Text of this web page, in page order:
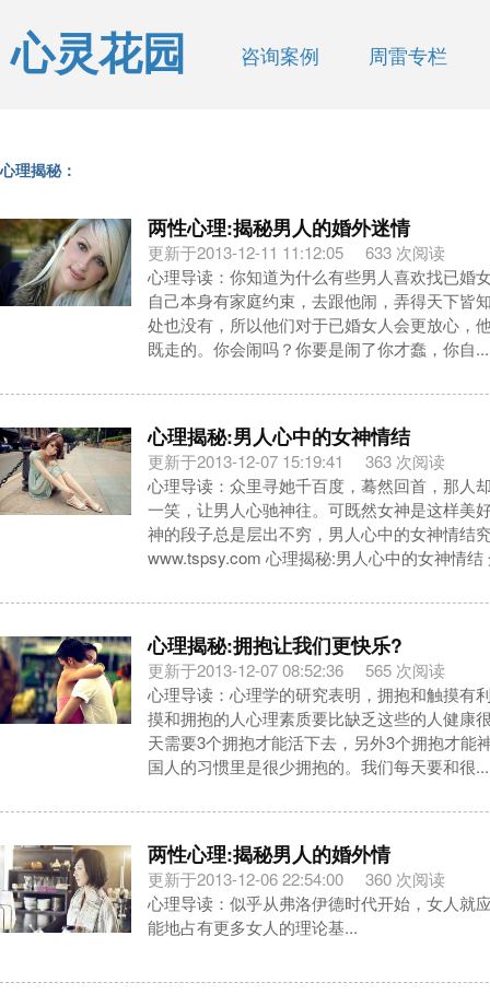
心灵花园 咨询案例 周雷专栏
心理揭秘：
两性心理:揭秘男人的婚外迷情
更新于2013-12-11 11:12:05
633 次阅读
心理导读：你知道为什么有些男人喜欢找已婚
自己本身有家庭约束，去跟他闹，弄得天下皆
处也没有，所以他们对于已婚女人会更放心，
既走的。你会闹吗？你要是闹了你才蠢，你自...
心理揭秘:男人心中的女神情结
更新于2013-12-07 15:19:41
363 次阅读
心理导读：众里寻她千百度，蓦然回首，那人
一笑，让男人心驰神往。可既然女神是这样美
神的段子总是层出不穷，男人心中的女神情结
www.tspsy.com 心理揭秘:男人心中的女神情结
心理揭秘:拥抱让我们更快乐?
更新于2013-12-07 08:52:36
565 次阅读
心理导读：心理学的研究表明，拥抱和触摸有
摸和拥抱的人心理素质要比缺乏这些的人健康
天需要3个拥抱才能活下去，另外3个拥抱才能
国人的习惯里是很少拥抱的。我们每天要和很...
两性心理:揭秘男人的婚外情
更新于2013-12-06 22:54:00
360 次阅读
心理导读：似乎从弗洛伊德时代开始，女人就
能地占有更多女人的理论基...